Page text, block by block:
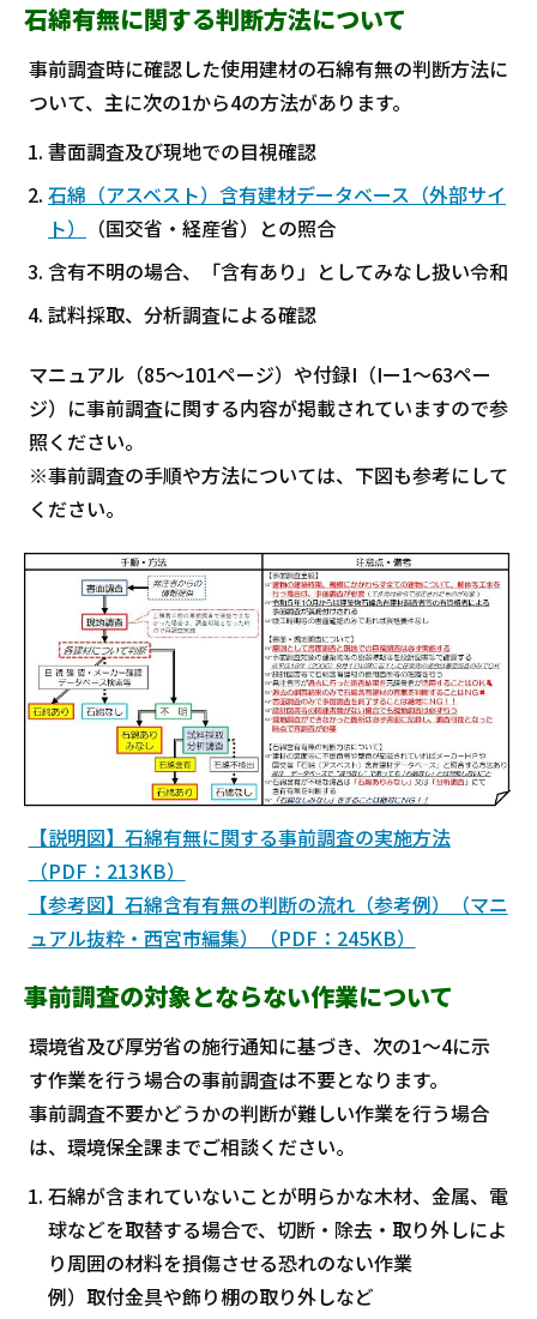
石綿有無に関する判断方法について
事前調査時に確認した使用建材の石綿有無の判断方法に
ついて、主に次の1から4の方法があります。
書面調査及び現地での目視確認
石綿（アスベスト）含有建材データベース（外部サイ
ト）
（国交省・経産省）との照合
含有不明の場合、「含有あり」としてみなし扱い令和
試料採取、分析調査による確認
マニュアル（85～101ページ）や付録I（Iー1～63ペー
ジ）に事前調査に関する内容が掲載されていますので参
照ください。
※事前調査の手順や方法については、下図も参考にして
ください。
【説明図】石綿有無に関する事前調査の実施方法
（PDF：213KB）
【参考図】石綿含有有無の判断の流れ（参考例）（マニ
ュアル抜粋・西宮市編集）（PDF：245KB）
事前調査の対象とならない作業について
環境省及び厚労省の施行通知に基づき、次の1～4に示
す作業を行う場合の事前調査は不要となります。
事前調査不要かどうかの判断が難しい作業を行う場合
は、環境保全課までご相談ください。
石綿が含まれていないことが明らかな木材、金属、電
球などを取替する場合で、切断・除去・取り外しによ
り周囲の材料を損傷させる恐れのない作業
例）取付金具や飾り棚の取り外しなど